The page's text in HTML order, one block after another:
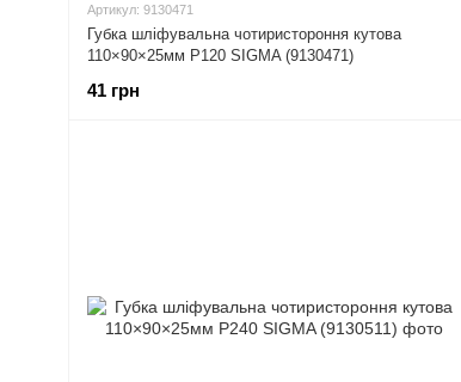
Артикул: 9130471
Губка шліфувальна чотиристороння кутова
110×90×25мм P120 SIGMA (9130471)
41 грн